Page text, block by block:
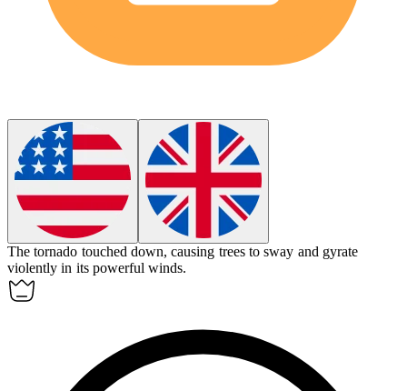
The tornado touched down, causing trees to sway and gyrate
violently in its powerful winds.